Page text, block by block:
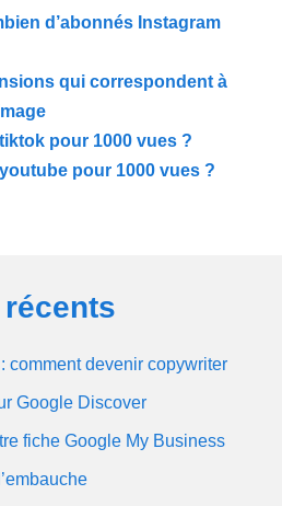
d’abonnés Instagram
qui correspondent à
pour 1000 vues ?
pour 1000 vues ?
comment devenir copywriter
Google Discover
fiche Google My Business